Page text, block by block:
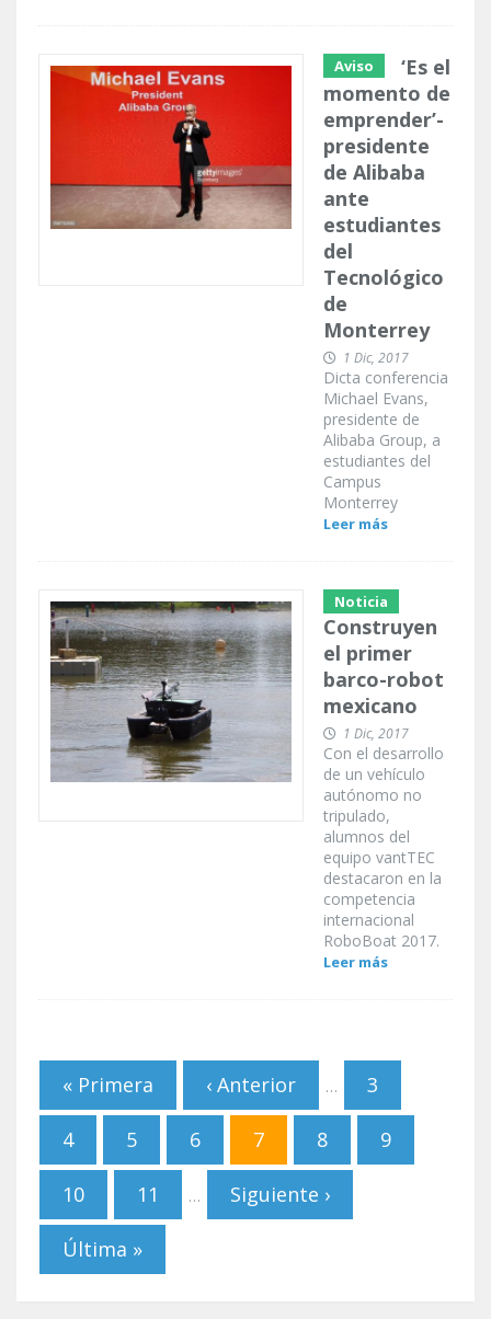
Aviso
‘Es el
momento de
emprender’-
presidente
de Alibaba
ante
estudiantes
del
Tecnológico
de
Monterrey
1 Dic, 2017
Dicta conferencia
Michael Evans,
presidente de
Alibaba Group, a
estudiantes del
Campus
Monterrey
Leer más
Noticia
Construyen
el primer
barco-robot
mexicano
1 Dic, 2017
Con el desarrollo
de un vehículo
autónomo no
tripulado,
alumnos del
equipo vantTEC
destacaron en la
competencia
internacional
RoboBoat 2017.
Leer más
Páginas
« Primera ‹ Anterior … 3
4 5 6 7 8 9
10 11 … Siguiente ›
Última »